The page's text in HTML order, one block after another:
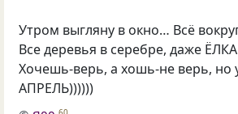
Утром выгляну в окно… Всё
Все деревья в серебре, даже
Хочешь-верь, а хошь-не верь, но
АПРЕЛЬ))))))